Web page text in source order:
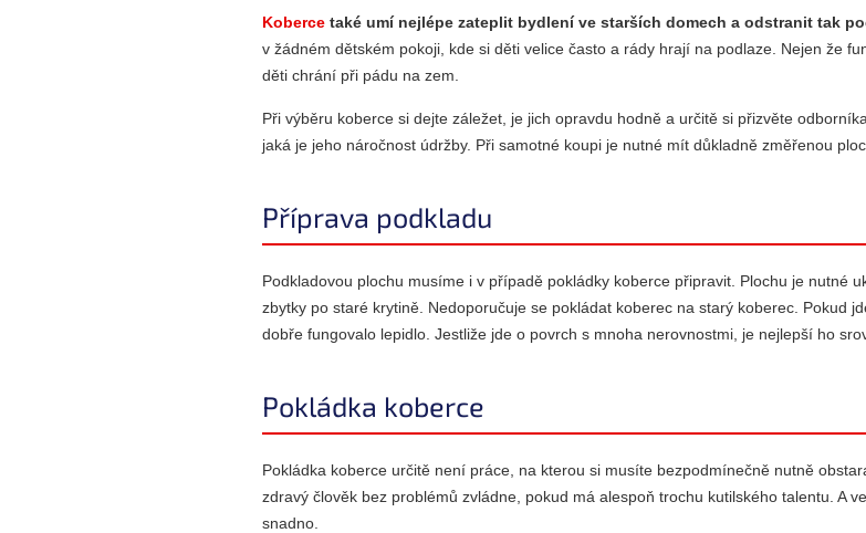
Koberce také umí nejlépe zateplit bydlení ve starších domech a odstranit tak
v žádném dětském pokoji, kde si děti velice často a rády hrají na podlaze. Nejen že
děti chrání při pádu na zem.
Při výběru koberce si dejte záležet, je jich opravdu hodně a určitě si přizvěte
jaká je jeho náročnost údržby. Při samotné koupi je nutné mít důkladně změřenou
Příprava podkladu
Podkladovou plochu musíme i v případě pokládky koberce připravit. Plochu je nutné
zbytky po staré krytině. Nedoporučuje se pokládat koberec na starý koberec. Pokud
dobře fungovalo lepidlo. Jestliže jde o povrch s mnoha nerovnostmi, je nejlepší ho
Pokládka koberce
Pokládka koberce určitě není práce, na kterou si musíte bezpodmínečně nutně
zdravý člověk bez problémů zvládne, pokud má alespoň trochu kutilského talentu. A
snadno.